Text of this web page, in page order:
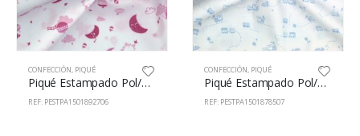
CONFECCIÓN, PIQUÉ
Piqué Estampado Pol/Alg 65/35% 150cm 18927/6
REF: PESTPA1501892706
CONFECCIÓN, PIQUÉ
Piqué Estampado Pol/Alg 65/35% 150cm 18785/7
REF: PESTPA1501878507